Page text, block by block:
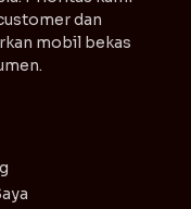
dan
mobil bekas